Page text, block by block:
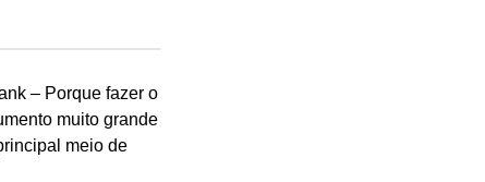
– Porque fazer o
muito grande
meio de